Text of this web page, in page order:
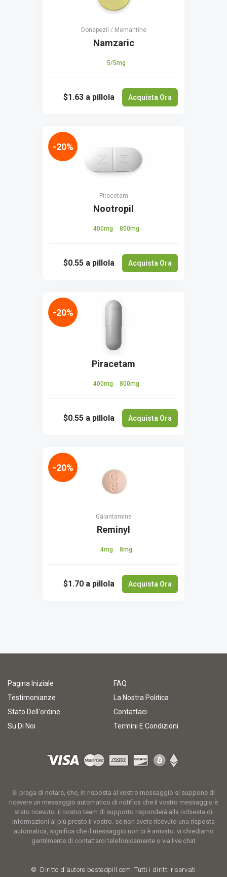
Donepezil / Memantine
Namzaric
5/5mg
$1.63 a pillola Acquista Ora
Piracetam
Nootropil
400mg 800mg
$0.55 a pillola Acquista Ora
-20%
Piracetam
400mg 800mg
$0.55 a pillola Acquista Ora
-20%
Galantamine
Reminyl
4mg 8mg
$1.70 a pillola Acquista Ora
-20%
Pagina Iniziale
FAQ
Testimonianze
La Nostra Politica
Stato Dell'ordine
Contattaci
Su Di Noi
Termini E Condizioni
Si prega di notare, che, in risposta al vostro messaggio si suppone di
ricevere un messaggio automatico di notifica che il vostro messaggio è
stato ricevuto. il nostro team di supporto risponderà alla richiesta di
informazioni al più presto il vostro. se non avete ricevuto una risposta
automatica, significa che il messaggio non ci è arrivato. vi chiediamo
gentilmente di contattarci telefonicamente o via live chat
© Diritto d'autore bestedpill.com. Tutti i diritti riservati